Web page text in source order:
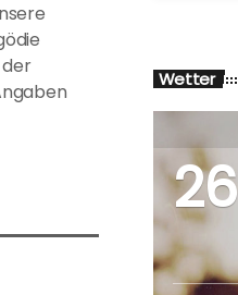
Wetter
26